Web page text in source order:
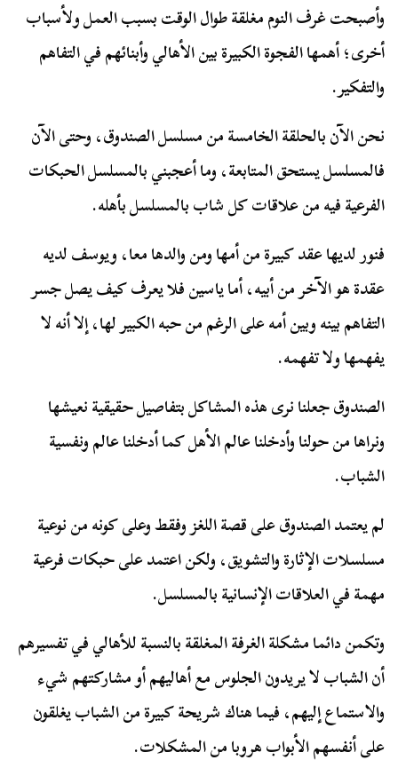
وأصبحت غرف النوم مغلقة طوال الوقت بسبب العمل ولأسباب
أخرى؛ أهمها الفجوة الكبيرة بين الأهالي وأبنائهم في التفاهم
والتفكير.
نحن الآن بالحلقة الخامسة من مسلسل الصندوق، وحتى الآن
فالمسلسل يستحق المتابعة، وما أعجبني بالمسلسل الحبكات
الفرعية فيه من علاقات كل شاب بالمسلسل بأهله.
فنور لديها عقد كبيرة من أمها ومن والدها معا، ويوسف لديه
عقدة هو الآخر من أبيه، أما ياسين فلا يعرف كيف يصل جسر
التفاهم بينه وبين أمه على الرغم من حبه الكبير لها، إلا أنه لا
يفهمها ولا تفهمه.
الصندوق جعلنا نرى هذه المشاكل بتفاصيل حقيقية نعيشها
ونراها من حولنا وأدخلنا عالم الأهل كما أدخلنا عالم ونفسية
الشباب.
لم يعتمد الصندوق على قصة اللغز وفقط وعلى كونه من نوعية
مسلسلات الإثارة والتشويق، ولكن اعتمد على حبكات فرعية
مهمة في العلاقات الإنسانية بالمسلسل.
وتكمن دائما مشكلة الغرفة المغلقة بالنسبة للأهالي في تفسيرهم
أن الشباب لا يريدون الجلوس مع أهاليهم أو مشاركتهم شيء
والاستماع إليهم، فيما هناك شريحة كبيرة من الشباب يغلقون
على أنفسهم الأبواب هروبا من المشكلات.